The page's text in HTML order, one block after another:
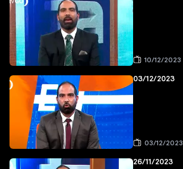
10/12/2023
03/12/2023
03/12/2023
26/11/2023